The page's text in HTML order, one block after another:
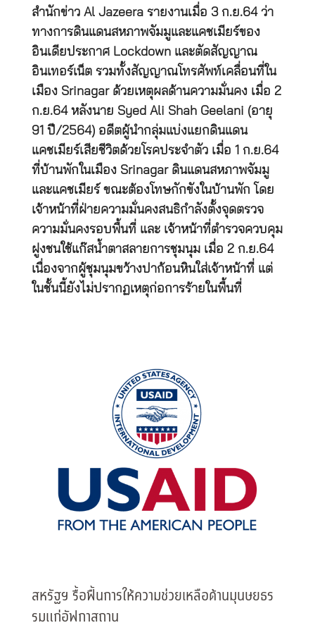
สำนักข่าว Al Jazeera รายงานเมื่อ 3 ก.ย.64 ว่า
ทางการดินแดนสหภาพจัมมูและแคชเมียร์ของ
อินเดียประกาศ Lockdown และตัดสัญญาณ
อินเทอร์เน็ต รวมทั้งสัญญาณโทรศัพท์เคลื่อนที่ใน
เมือง Srinagar ด้วยเหตุผลด้านความมั่นคง เมื่อ 2
ก.ย.64 หลังนาย Syed Ali Shah Geelani (อายุ
91 ปี/2564) อดีตผู้นำกลุ่มแบ่งแยกดินแดน
แคชเมียร์เสียชีวิตด้วยโรคประจำตัว เมื่อ 1 ก.ย.64
ที่บ้านพักในเมือง Srinagar ดินแดนสหภาพจัมมู
และแคชเมียร์ ขณะต้องโทษกักขังในบ้านพัก โดย
เจ้าหน้าที่ฝ่ายความมั่นคงสนธิกำลังตั้งจุดตรวจ
ความมั่นคงรอบพื้นที่ และ เจ้าหน้าที่ตำรวจควบคุม
ฝูงชนใช้แก๊สน้ำตาสลายการชุมนุม เมื่อ 2 ก.ย.64
เนื่องจากผู้ชุมนุมขว้างปาก้อนหินใส่เจ้าหน้าที่ แต่
ในชั้นนี้ยังไม่ปรากฏเหตุก่อการร้ายในพื้นที่
สหรัฐฯ รื้อฟื้นการให้ความช่วยเหลือด้านมุนษยธร
รมแก่อัฟกาสถาน